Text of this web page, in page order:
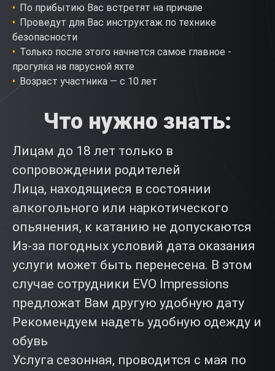
По прибытию Вас встретят на причале
Проведут для Вас инструктаж по технике
безопасности
Только после этого начнется самое главное -
прогулка на парусной яхте
Возраст участника — с 10 лет
Что нужно знать:
Лицам до 18 лет только в
сопровождении родителей
Лица, находящиеся в состоянии
алкогольного или наркотического
опьянения, к катанию не допускаются
Из-за погодных условий дата оказания
услуги может быть перенесена. В этом
случае сотрудники EVO Impressions
предложат Вам другую удобную дату
Рекомендуем надеть удобную одежду и
обувь
Услуга сезонная, проводится с мая по